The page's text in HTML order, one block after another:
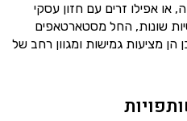
או אפילו זרים עם חזון עסקי
שונות, החל מסטארטאפים
הן מציעות גמישות ומגוון רחב של